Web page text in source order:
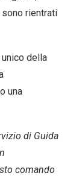
rientrati
della
una
di Guida
comando